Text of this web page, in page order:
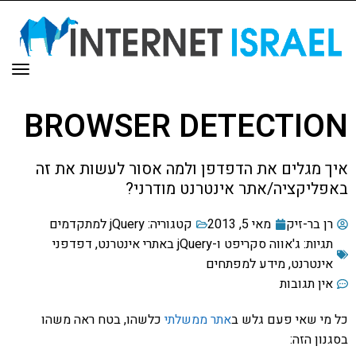
BROWSER DETECTION
איך מגלים את הדפדפן ולמה אסור לעשות את זה
באפליקציה/אתר אינטרנט מודרני?
רן בר-זיק מאי 5, 2013 קטגוריה:jQuery למתקדמים
תגיות: ג'אווה סקריפט ו-jQuery באתרי אינטרנט , דפדפני
אינטרנט,מידע למפתחים
אין תגובות
כל מי שאי פעם גלש באתר ממשלתי כלשהו, בטח ראה משהו
בסגנון הזה: